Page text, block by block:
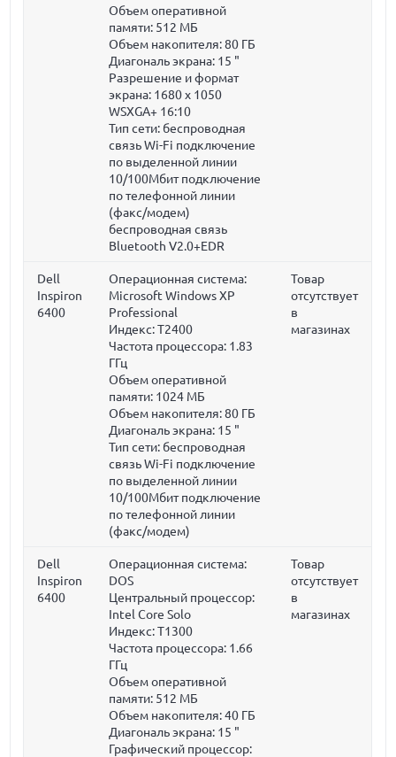
Объем оперативной
памяти: 512 МБ
Объем накопителя:80 ГБ
Диагональ экрана: 15 "
Разрешение и формат
экрана: 1680 x 1050
WSXGA+ 16:10
Тип сети: беспроводная
связь Wi-Fi подключение
по выделенной линии
10/100Мбит подключение
по телефонной линии
(факс/модем)
беспроводная связь
Bluetooth V2.0+EDR
Dell
Inspiron
6400
Операционная система:
Microsoft Windows XP
Professional
Индекс: T2400
Частота процессора: 1.83
ГГц
Объем оперативной
памяти: 1024 МБ
Объем накопителя:80 ГБ
Диагональ экрана: 15 "
Тип сети: беспроводная
связь Wi-Fi подключение
по выделенной линии
10/100Мбит подключение
по телефонной линии
(факс/модем)
Товар
отсутствует
в
магазинах
Dell
Inspiron
6400
Операционная система:
DOS
Центральный процессор:
Intel Core Solo
Индекс: T1300
Частота процессора: 1.66
ГГц
Объем оперативной
памяти: 512 МБ
Объем накопителя:40 ГБ
Диагональ экрана: 15 "
Графический процессор:
Товар
отсутствует
в
магазинах